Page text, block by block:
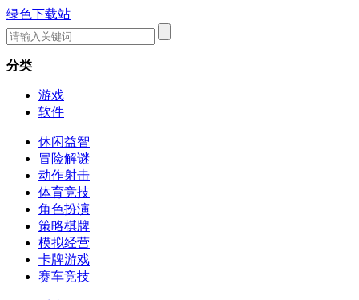
绿色下载站
分类
游戏
软件
休闲益智
冒险解谜
动作射击
体育竞技
角色扮演
策略棋牌
模拟经营
卡牌游戏
赛车竞技